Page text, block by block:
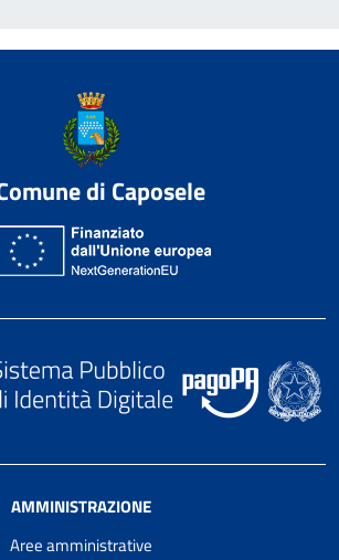
di Caposele
AMMINISTRAZIONE
Aree amministrative